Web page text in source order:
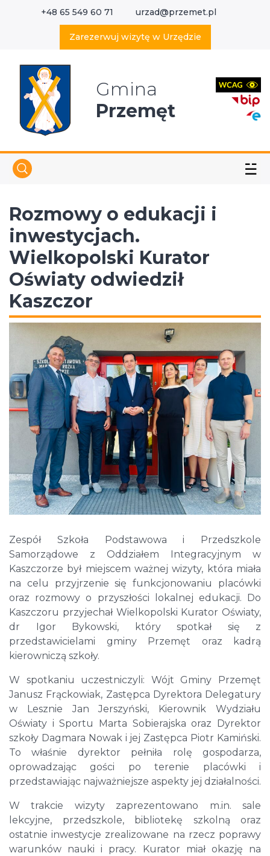
+48 65 549 60 71 urzad@przemet.pl
Zarezerwuj wizytę w Urzędzie
Gmina
Przemęt
☱
Rozmowy o edukacji i
inwestycjach.
Wielkopolski Kurator
Oświaty odwiedził
Kaszczor
Zespół Szkoła Podstawowa i Przedszkole
Samorządowe z Oddziałem Integracyjnym w
Kaszczorze był miejscem ważnej wizyty, która miała
na celu przyjrzenie się funkcjonowaniu placówki
oraz rozmowy o przyszłości lokalnej edukacji. Do
Kaszczoru przyjechał Wielkopolski Kurator Oświaty,
dr Igor Bykowski, który spotkał się z
przedstawicielami gminy Przemęt oraz kadrą
kierowniczą szkoły.
W spotkaniu uczestniczyli: Wójt Gminy Przemęt
Janusz Frąckowiak, Zastępca Dyrektora Delegatury
w Lesznie Jan Jerszyński, Kierownik Wydziału
Oświaty i Sportu Marta Sobierajska oraz Dyrektor
szkoły Dagmara Nowak i jej Zastępca Piotr Kamiński.
To właśnie dyrektor pełniła rolę gospodarza,
oprowadzając gości po terenie placówki i
przedstawiając najważniejsze aspekty jej działalności.
W trakcie wizyty zaprezentowano m.in. sale
lekcyjne, przedszkole, bibliotekę szkolną oraz
ostatnie inwestycje zrealizowane na rzecz poprawy
warunków nauki i pracy. Kurator miał okazję na
Wyszukaj w serwisie